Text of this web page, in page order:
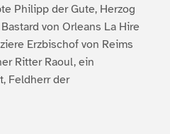
Philipp der Gute, Herzog
von Orleans La Hire
Erzbischof von Reims
Ritter Raoul, ein
Feldherr der